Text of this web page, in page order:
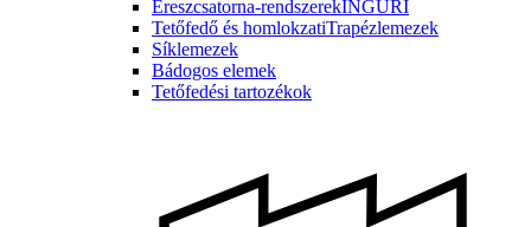
Ereszcsatorna-rendszerekINGURI
Tetőfedő és homlokzatiTrapézlemezek
Síklemezek
Bádogos elemek
Tetőfedési tartozékok